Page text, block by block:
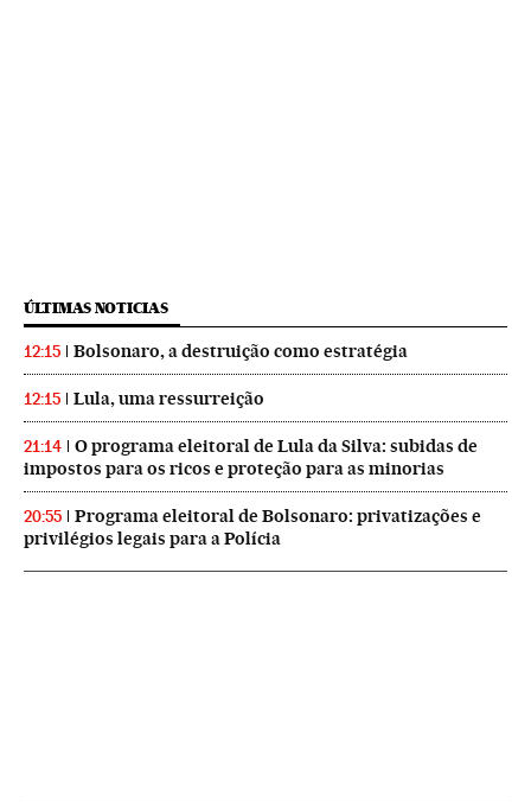
ÚLTIMAS NOTICIAS
12:15 Bolsonaro, a destruição como estratégia
12:15 Lula, uma ressurreição
21:14
O programa eleitoral de Lula da Silva: subidas de
impostos para os ricos e proteção para as minorias
20:55
Programa eleitoral de Bolsonaro: privatizações e
privilégios legais para a Polícia